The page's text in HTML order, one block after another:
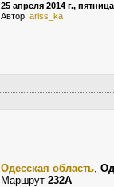
25 апреля 2014 г., пятница
Автор: ariss_ka
Одесская область,
Маршрут 232А